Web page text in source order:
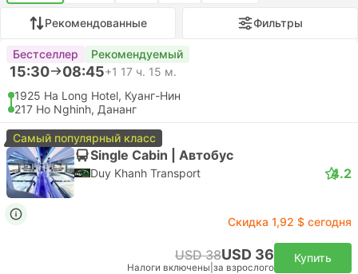
Рекомендованные Фильтры
Бестселлер Рекомендуемый
15:30 08:45+1 17 ч. 15 м.
1925 Ha Long Hotel, Куанг-Нин
217 Ho Nghinh, Дананг
Самый популярный класс
Single Cabin | Автобус
Duy Khanh Transport 4.2
Скидка 1,92 $ сегодня
USD 38USD 36
Налоги включены за взрослого
Купить